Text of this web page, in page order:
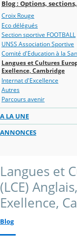
Blog : Options,
Croix Rouge
Eco délégués
Section sportive FOOTBALL
UNSS Association Sportive
Comité d'Education à la
Langues et Cultures
Exellence, Cambridge
Internat d'Excellence
Autres
Parcours avenir
A LA UNE
ANNONCES
Langues et
(LCE)
Exellence,
Blog